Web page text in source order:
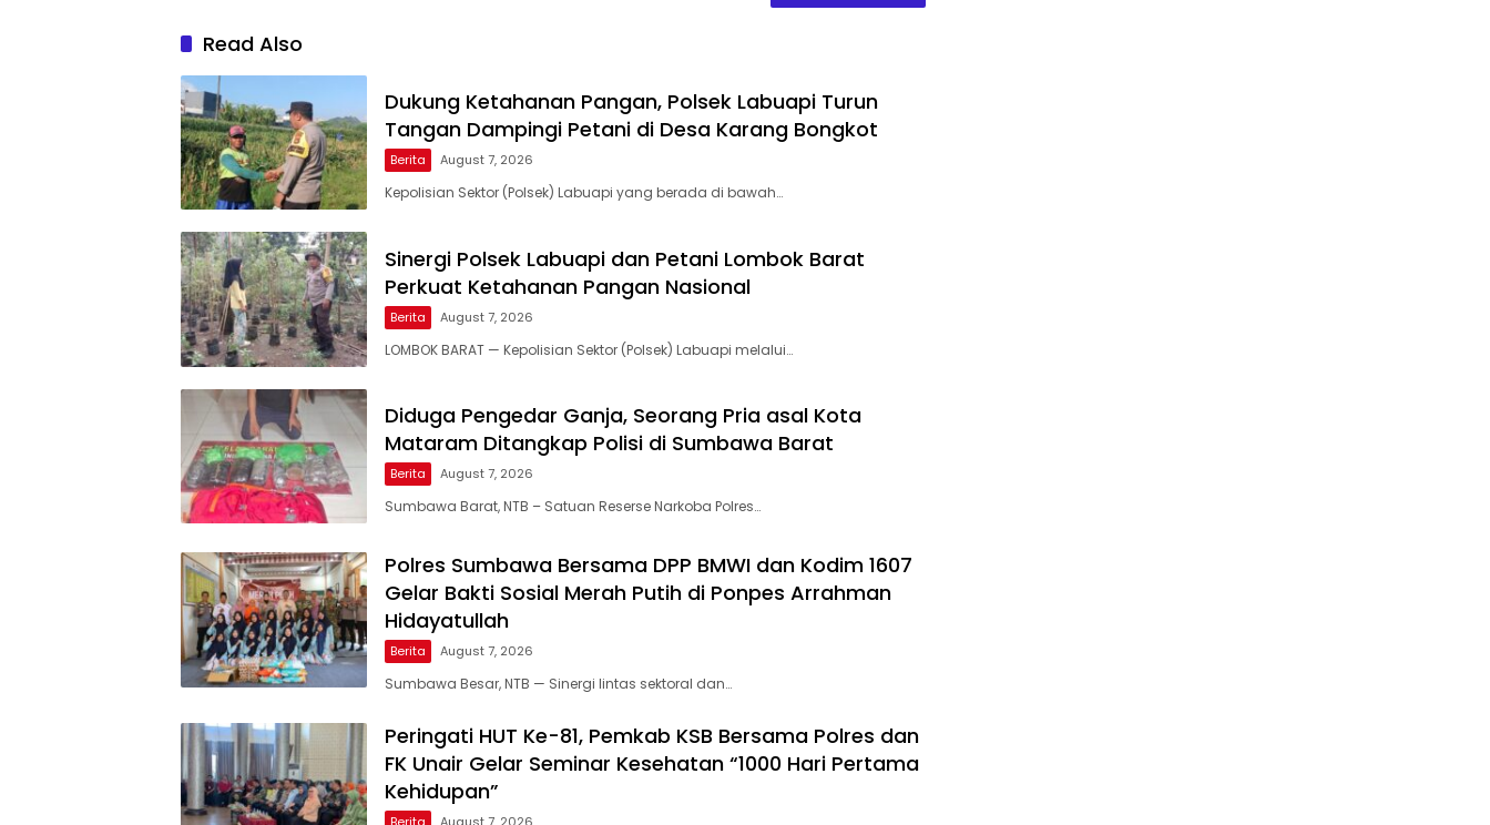
Read Also
Dukung Ketahanan Pangan, Polsek Labuapi Turun
Tangan Dampingi Petani di Desa Karang Bongkot
Berita August 7, 2026
Kepolisian Sektor (Polsek) Labuapi yang berada di bawah…
Sinergi Polsek Labuapi dan Petani Lombok Barat
Perkuat Ketahanan Pangan Nasional
Berita August 7, 2026
LOMBOK BARAT — Kepolisian Sektor (Polsek) Labuapi melalui…
Diduga Pengedar Ganja, Seorang Pria asal Kota
Mataram Ditangkap Polisi di Sumbawa Barat
Berita August 7, 2026
Sumbawa Barat, NTB – Satuan Reserse Narkoba Polres…
Polres Sumbawa Bersama DPP BMWI dan Kodim 1607
Gelar Bakti Sosial Merah Putih di Ponpes Arrahman
Hidayatullah
Berita August 7, 2026
Sumbawa Besar, NTB — Sinergi lintas sektoral dan…
Peringati HUT Ke-81, Pemkab KSB Bersama Polres dan
FK Unair Gelar Seminar Kesehatan “1000 Hari Pertama
Kehidupan”